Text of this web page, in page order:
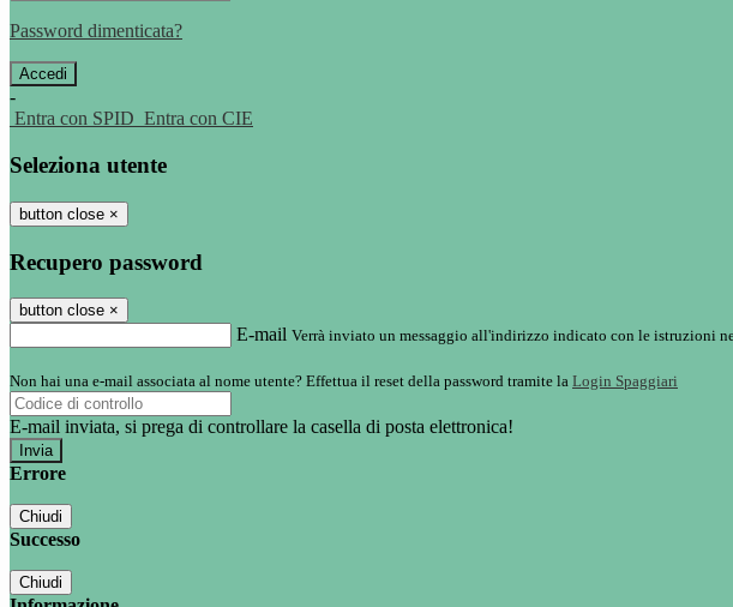
Password dimenticata?
-
Entra con SPID Entra con CIE
Seleziona utente
button close ×
Recupero password
button close ×
E-mail Verrà inviato un messaggio all'indirizzo indicato con le istruzioni
Non hai una e-mail associata al nome utente? Effettua il reset della password tramite la Login Spaggiari
E-mail inviata, si prega di controllare la casella di posta elettronica!
Errore
Chiudi
Successo
Chiudi